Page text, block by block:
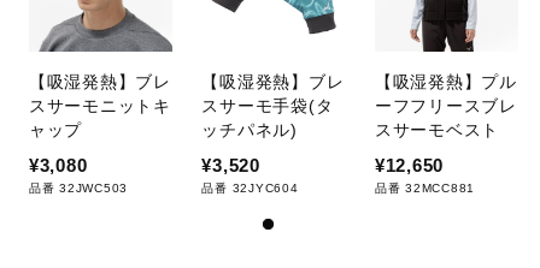
【吸湿発熱】ブレ
スサーモニットキ
ャップ
¥3,080
品番 32JWC503
【吸湿発熱】ブレ
スサーモ手袋(タ
ッチパネル)
¥3,520
品番 32JYC604
【吸湿発熱】プル
ーフフリースブレ
スサーモベスト
¥12,650
品番 32MCC881